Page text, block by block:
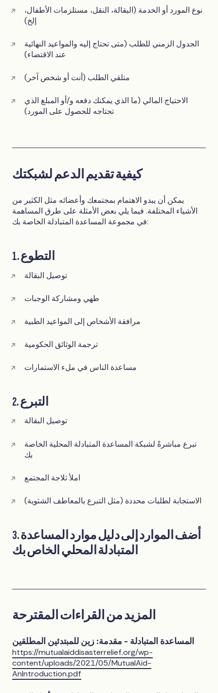
نوع المورد أو الخدمة (البقالة، النقل، مستلزمات الأطفال،
إلخ)
الجدول الزمني للطلب (متى تحتاج إليه والمواعيد النهائية
عند الاقتضاء)
متلقي الطلب (أنت أو شخص آخر)
الاحتياج المالي (ما الذي يمكنك دفعه و/أو المبلغ الذي
تحتاجه للحصول على المورد)
كيفية تقديم الدعم لشبكتك
يمكن أن يبدو الاهتمام بمجتمعك وأعضائه مثل الكثير من
الأشياء المختلفة. فيما يلي بعض الأمثلة على طرق المساهمة
في مجموعة المساعدة المتبادلة الخاصة بك:
1. التطوع
توصيل البقالة
طهي ومشاركة الوجبات
مرافقة الأشخاص إلى المواعيد الطبية
ترجمة الوثائق الحكومية
مساعدة الناس في ملء الاستمارات
2. التبرع
توصيل البقالة
تبرع مباشرةً لشبكة المساعدة المتبادلة المحلية الخاصة
بك
املأ ثلاجة المجتمع
الاستجابة لطلبات محددة (مثل التبرع بالمعاطف الشتوية)
3. أضف الموارد إلى دليل موارد المساعدة
المتبادلة المحلي الخاص بك
المزيد من القراءات المقترحة
المساعدة المتبادلة - مقدمة: زين للمبتدئين المطلقين
https://mutualaiddisasterrelief.org/wp-
content/uploads/2021/05/MutualAid-
AnIntroduction.pdf